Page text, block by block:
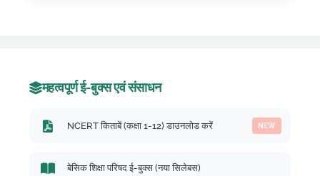
महत्वपूर्ण ई-बुक्स एवं संसाधन
NCERT किताबें (कक्षा 1-12) डाउनलोड करें NEW
बेसिक शिक्षा परिषद ई-बुक्स (नया सिलेबस)